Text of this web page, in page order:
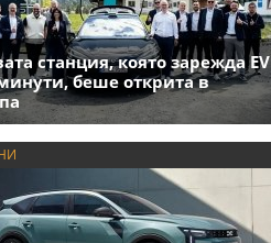
станция, която зарежда EV
беше открита в